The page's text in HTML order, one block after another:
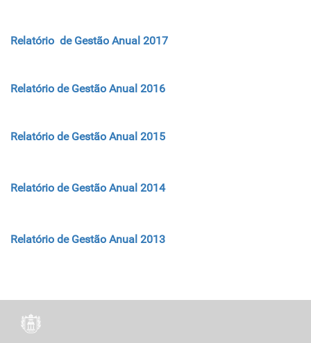
Relatório de Gestão Anual 2017
Relatório de Gestão Anual 2016
Relatório de Gestão Anual 2015
Relatório de Gestão Anual 2014
Relatório de Gestão Anual 2013